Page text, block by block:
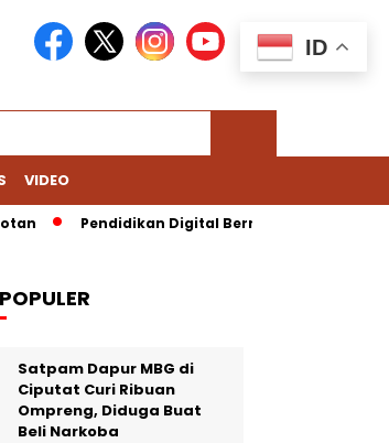
VIDEO
Pendidikan Digital Bernoda: Chromebook
Satpam Dapur MBG di
Ciputat Curi Ribuan
Ompreng, Diduga Buat
Beli Narkoba
ID